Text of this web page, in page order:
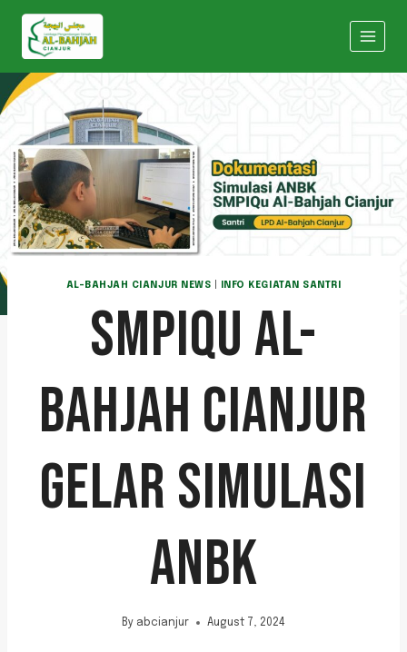
AL-BAHJAH CIANJUR NEWS INFO KEGIATAN SANTRI
SMPIQU AL-
BAHJAH CIANJUR
GELAR SIMULASI
ANBK
By abcianjur August 7, 2024